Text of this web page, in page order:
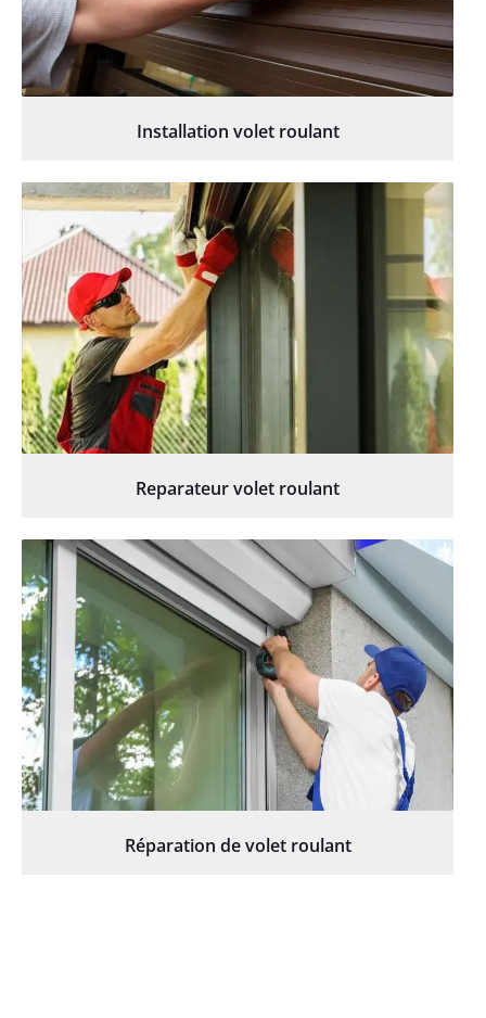
Installation volet roulant
Reparateur volet roulant
Réparation de volet roulant